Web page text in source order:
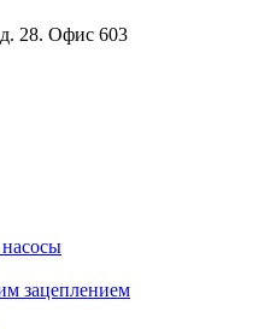
28. Офис 603
зацеплением